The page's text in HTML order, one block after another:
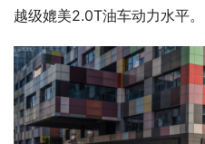
越级媲美2.0T油车动力水平。